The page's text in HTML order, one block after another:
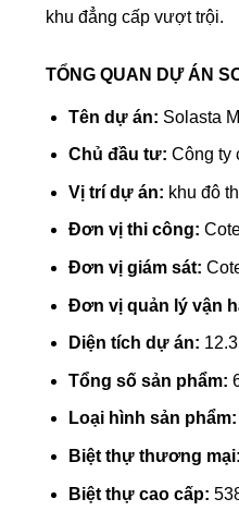
khu đẳng cấp vượt trội.
TỔNG QUAN DỰ ÁN
Tên dự án: Solasta
Chủ đầu tư: Công ty
Vị trí dự án: khu đô
Đơn vị thi công:
Đơn vị giám sát:
Đơn vị quản lý vận
Diện tích dự án:
Tổng số sản phẩm:
Loại hình sản phẩm:
Biệt thự thương mại:
Biệt thự cao cấp: